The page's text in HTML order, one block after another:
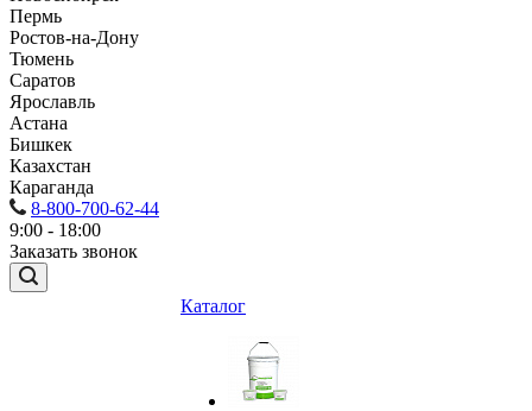
Пермь
Ростов-на-Дону
Тюмень
Саратов
Ярославль
Астана
Бишкек
Казахстан
Караганда
8-800-700-62-44
9:00 - 18:00
Заказать звонок
Каталог